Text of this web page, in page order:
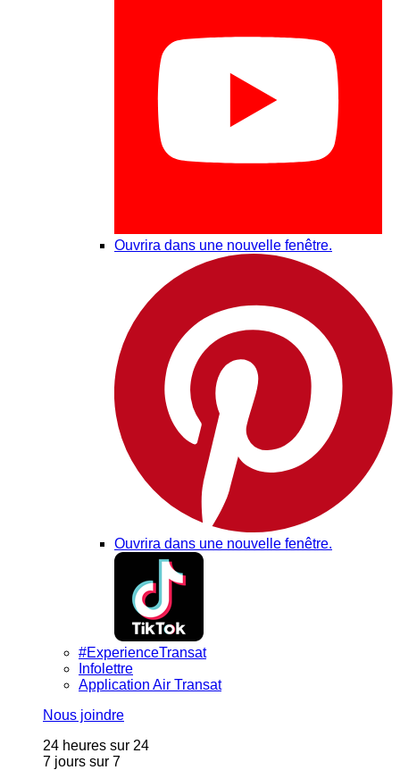
Ouvrira dans une nouvelle fenêtre.
Ouvrira dans une nouvelle fenêtre.
#ExperienceTransat
Infolettre
Application Air Transat
Nous joindre
24 heures sur 24
7 jours sur 7